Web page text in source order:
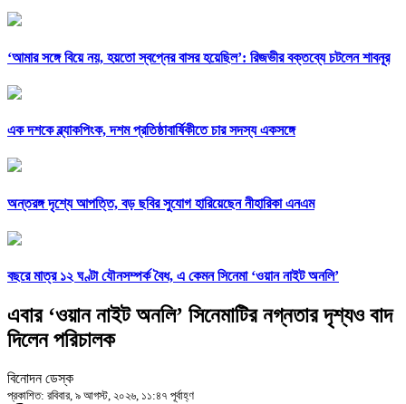
‘আমার সঙ্গে বিয়ে নয়, হয়তো স্বপ্নের বাসর হয়েছিল’: রিজভীর বক্তব্যে চটলেন শাবনূর
এক দশকে ব্ল্যাকপিংক, দশম প্রতিষ্ঠাবার্ষিকীতে চার সদস্য একসঙ্গে
অন্তরঙ্গ দৃশ্যে আপত্তি, বড় ছবির সুযোগ হারিয়েছেন নীহারিকা এনএম
বছরে মাত্র ১২ ঘণ্টা যৌনসম্পর্ক বৈধ, এ কেমন সিনেমা ‘ওয়ান নাইট অনলি’
এবার ‘ওয়ান নাইট অনলি’ সিনেমাটির নগ্নতার দৃশ্যও বাদ
দিলেন পরিচালক
বিনোদন ডেস্ক
প্রকাশিত: রবিবার, ৯ আগস্ট, ২০২৬, ১১:৪৭ পূর্বাহ্ণ